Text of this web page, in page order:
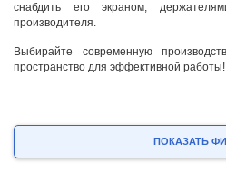
ПОКАЗАТЬ
снабдить его экраном,
производителя.
Выбирайте современную
пространство для эффективной работы!